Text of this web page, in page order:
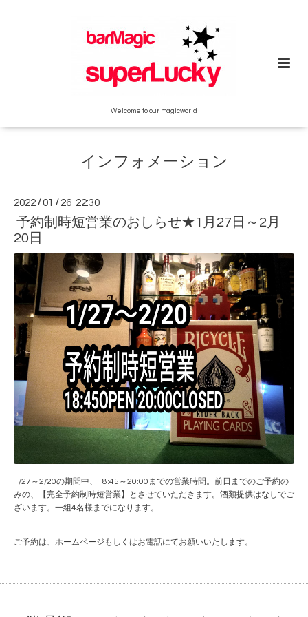
Welcome to our magicworld
インフォメーション
2022 /01 / 26 22:30
予約制時短営業のおしらせ★1月27日～2月
20日
1/27～2/20の期間中、18:45～20:00までの営業時間。前日までのご予約の
みの、【完全予約制時短営業】とさせていただきます。酒類提供はなしでご
ざいます。一組4名様までになります。
ご予約は、ホームページもしくはお電話にてお願いいたします。